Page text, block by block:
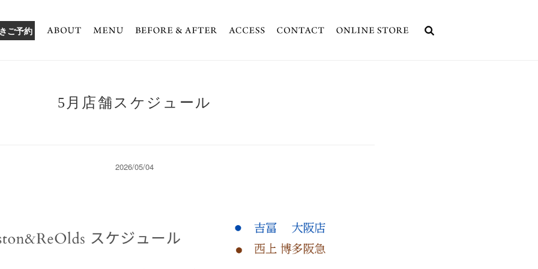
ご予約
5月店舗スケジュール
2026/05/04